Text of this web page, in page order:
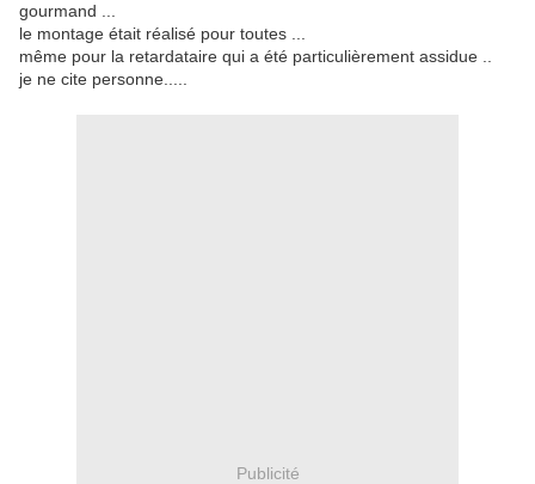
gourmand ...
le montage était réalisé pour toutes ...
même pour la retardataire qui a été particulièrement assidue ..
je ne cite personne.....
Publicité